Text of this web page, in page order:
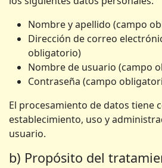
Nombre y apellido (campo
Dirección de correo
obligatorio)
Nombre de usuario (campo
Contraseña (campo
El procesamiento de datos tiene
establecimiento, uso y
usuario.
b) Propósito del